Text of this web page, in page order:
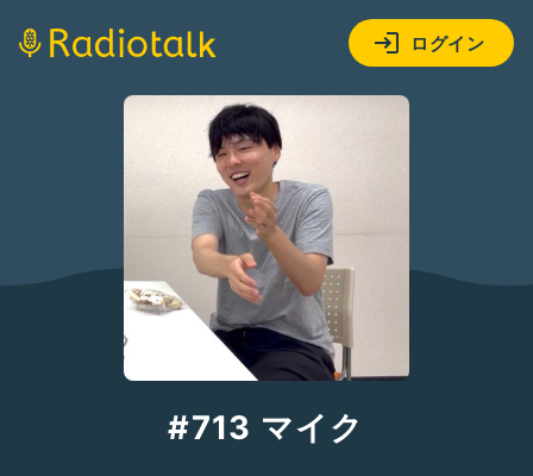
ログイン
#713 マイク